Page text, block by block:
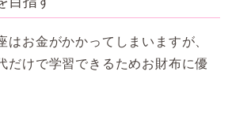
はお金がかかってしまいますが、
だけで学習できるためお財布に優